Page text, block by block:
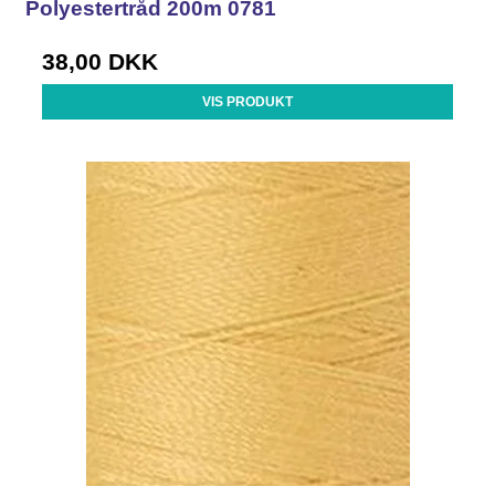
Polyestertråd 200m 0781
38,00 DKK
VIS PRODUKT